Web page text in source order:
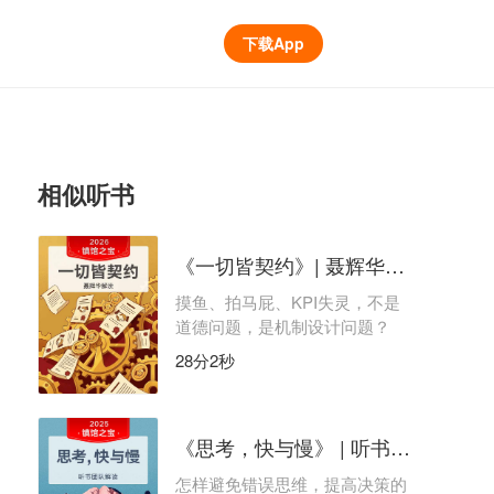
下载App
相似听书
《一切皆契约》| 聂辉华解读
摸鱼、拍马屁、KPI失灵，不是
道德问题，是机制设计问题？
28分2秒
《思考，快与慢》 | 听书团队解读
怎样避免错误思维，提高决策的